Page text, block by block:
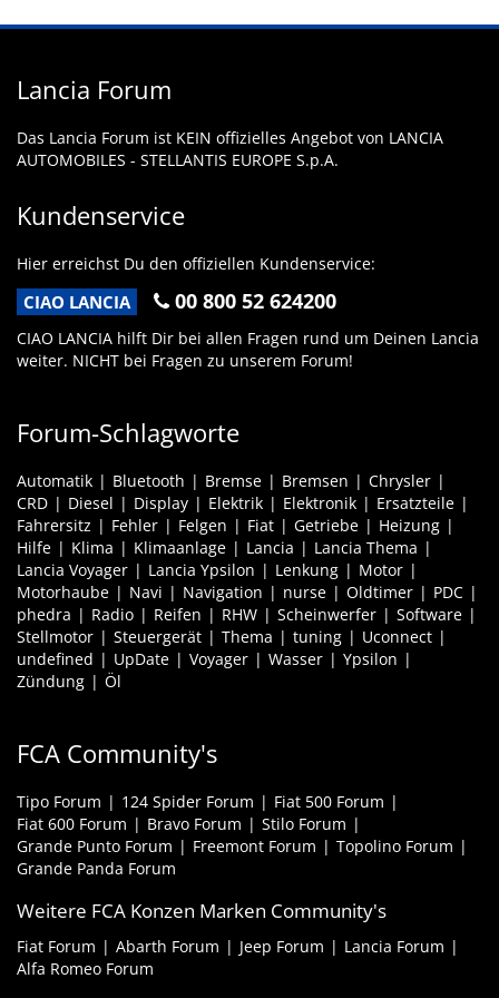
Lancia Forum
Das Lancia Forum ist KEIN offizielles Angebot von LANCIA
AUTOMOBILES - STELLANTIS EUROPE S.p.A.
Kundenservice
Hier erreichst Du den offiziellen Kundenservice:
CIAO LANCIA 00 800 52 624200
CIAO LANCIA hilft Dir bei allen Fragen rund um Deinen Lancia
weiter. NICHT bei Fragen zu unserem Forum!
Forum-Schlagworte
Automatik Bluetooth Bremse Bremsen
Chrysler
CRD
Diesel Display Elektrik Elektronik
Ersatzteile
Fahrersitz
Fehler Felgen Fiat Getriebe
Heizung
Hilfe
Klima Klimaanlage Lancia
Lancia Thema
Lancia Voyager
Lancia Ypsilon Lenkung
Motor
Motorhaube
Navi Navigation nurse Oldtimer
PDC
phedra
Radio Reifen RHW Scheinwerfer
Software
Stellmotor
Steuergerät Thema tuning
Uconnect
undefined
UpDate Voyager Wasser
Ypsilon
Zündung
Öl
FCA Community's
Tipo Forum 124 Spider Forum
Fiat 500 Forum
Fiat 600 Forum
Bravo Forum
Stilo Forum
Grande Punto Forum
Freemont Forum
Topolino Forum
Grande Panda Forum
Weitere FCA Konzen Marken Community's
Fiat Forum Abarth Forum Jeep Forum
Lancia Forum
Alfa Romeo Forum